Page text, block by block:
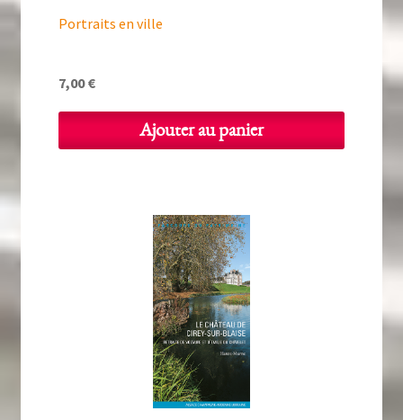
Portraits en ville
7,00€
Ajouter au panier